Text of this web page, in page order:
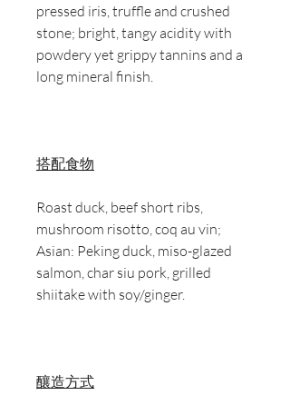
pressed iris, truffle and crushed
stone; bright, tangy acidity with
powdery yet grippy tannins and a
long mineral finish.
搭配食物
Roast duck, beef short ribs,
mushroom risotto, coq au vin;
Asian: Peking duck, miso-glazed
salmon, char siu pork, grilled
shiitake with soy/ginger.
釀造方式